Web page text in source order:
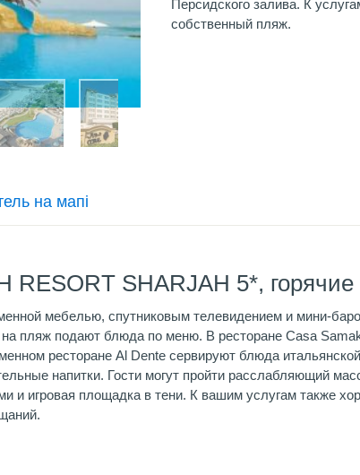
Персидского залива. К
собственный пляж.
на мапi
RESORT SHARJAH 5*, горячие
мебелью, спутниковым телевидением и мини-
пляж подают блюда по меню. В ресторане Casa
ресторане Al Dente сервируют блюда
напитки. Гости могут пройти расслабляющий
и игровая площадка в тени. К вашим услугам также